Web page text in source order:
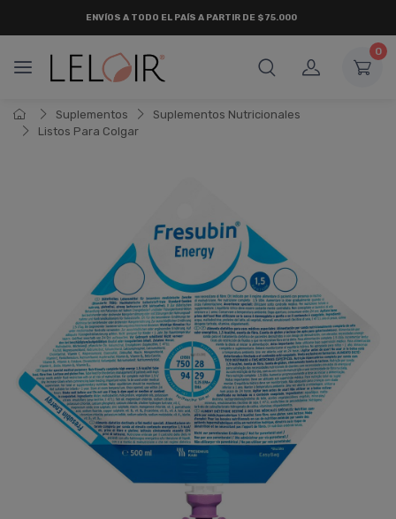
ENVÍOS A TODO EL PAÍS A PARTIR DE $75.000
0
Suplementos
Suplementos Nutricionales
Listos Para Colgar